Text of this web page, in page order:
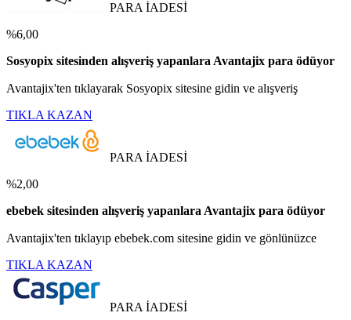
PARA İADESİ
%6,00
Sosyopix sitesinden alışveriş yapanlara Avantajix para ödüyor
Avantajix'ten tıklayarak Sosyopix sitesine gidin ve alışveriş
TIKLA KAZAN
PARA İADESİ
%2,00
ebebek sitesinden alışveriş yapanlara Avantajix para ödüyor
Avantajix'ten tıklayıp ebebek.com sitesine gidin ve gönlünüzce
TIKLA KAZAN
PARA İADESİ